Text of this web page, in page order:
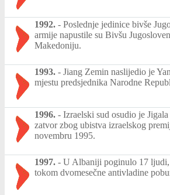
1992. - Poslednje jedinice bivše
armije napustile su Bivšu
Makedoniju.
1993. - Jiang Zemin naslijedio je
mjestu predsjednika Narodne
1996. - Izraelski sud osudio je
zatvor zbog ubistva izraelskog
novembru 1995.
1997. - U Albaniji poginulo 17 ljudi,
tokom dvomesečne antivladine